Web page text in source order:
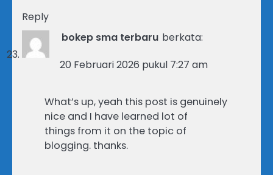
Reply
bokep sma terbaru berkata:
20 Februari 2026 pukul 7:27 am
What’s up, yeah this post is genuinely
nice and I have learned lot of
things from it on the topic of
blogging. thanks.